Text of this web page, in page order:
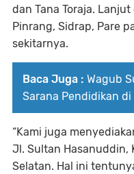
dan Tana Toraja.
Pinrang, Sidrap, Pare
sekitarnya.
Baca Juga : Wagub
Sarana Pendidikan di
“Kami juga
Jl. Sultan Hasanuddin,
Selatan. Hal ini